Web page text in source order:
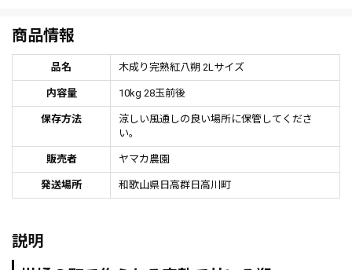
商品情報
品名 木成り完熟紅八朔 2Lサイズ
内容量 10kg 28玉前後
保存方法
涼しい風通しの良い場所に保管してくださ
い。
販売者 ヤマカ農園
発送場所 和歌山県日高群日高川町
説明